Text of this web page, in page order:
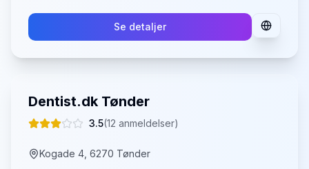
Se detaljer
Dentist.dk Tønder
3.5(12 anmeldelser)
Kogade 4, 6270 Tønder